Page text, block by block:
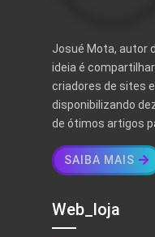
Josué Mota, autor
ideia é
criadores de sites
disponibilizando
de ótimos artigos
SAIBA MAIS
Web_loja